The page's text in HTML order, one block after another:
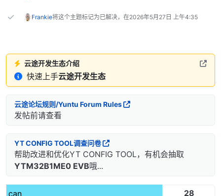
Frankie将这个主题标记为已解决，在2026年5月27日 上午4:35
云途开发生态介绍
快速上手云途开发生态
云途论坛规则/Yuntu Forum Rules
发帖前请查看
YT CONFIG TOOL调查问卷
帮助改进和优化YT CONFIG TOOL，有机会抽取
YTM32B1ME0 EVB哦...
can 28